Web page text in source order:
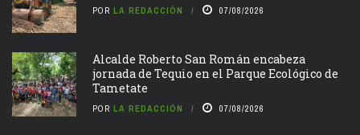
POR LA REDACCIÓN 07/08/2026
Alcalde Roberto San Román encabeza
jornada de Tequio en el Parque Ecológico de
Tametate
POR LA REDACCIÓN 07/08/2026